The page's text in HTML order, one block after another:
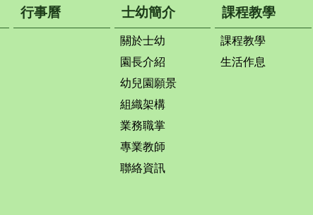
行事曆 士幼簡介
關於士幼
園長介紹
幼兒園願景
組織架構
業務職掌
專業教師
聯絡資訊
課程教學
課程教學
生活作息